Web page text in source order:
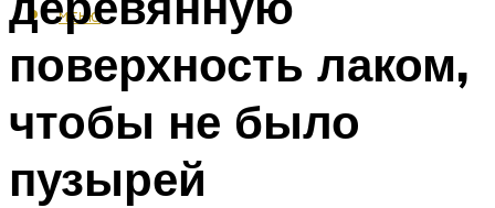
МЕНЮ
поверхность лаком,
чтобы не было
пузырей